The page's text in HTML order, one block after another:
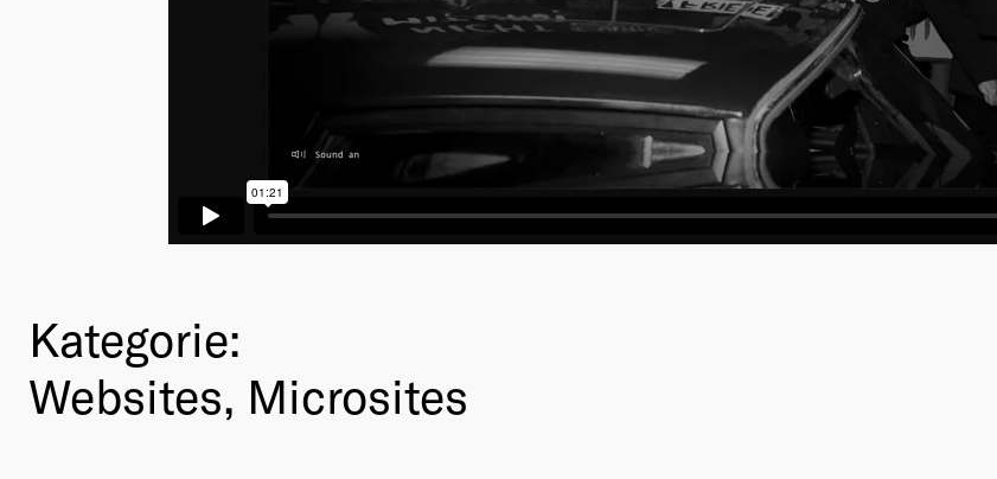
Kategorie:
Websites, Microsites